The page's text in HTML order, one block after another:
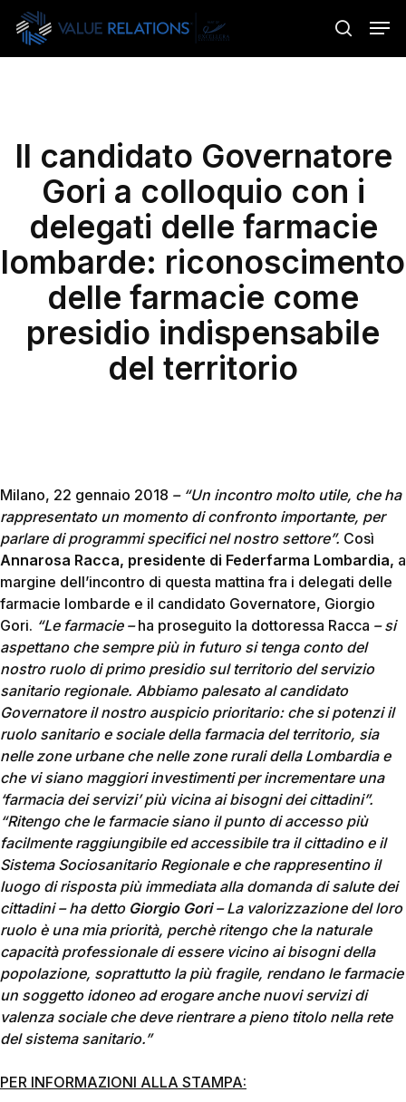
Skip
main
search
Il candidato Governatore
Gori a colloquio con i
delegati delle farmacie
lombarde: riconoscimento
delle farmacie come
presidio indispensabile
del territorio
Milano, 22 gennaio 2018 – “Un incontro molto utile, che ha
rappresentato un momento di confronto importante, per
parlare di programmi specifici nel nostro settore”. Così
Annarosa Racca, presidente di Federfarma Lombardia, a
margine dell’incontro di questa mattina fra i delegati delle
farmacie lombarde e il candidato Governatore, Giorgio
Gori. “Le farmacie –ha proseguito la dottoressa Racca – si
aspettano che sempre più in futuro si tenga conto del
nostro ruolo di primo presidio sul territorio del servizio
sanitario regionale. Abbiamo palesato al candidato
Governatore il nostro auspicio prioritario: che si potenzi il
ruolo sanitario e sociale della farmacia del territorio, sia
nelle zone urbane che nelle zone rurali della Lombardia e
che vi siano maggiori investimenti per incrementare una
‘farmacia dei servizi’ più vicina ai bisogni dei cittadini”.
“Ritengo che le farmacie siano il punto di accesso più
facilmente raggiungibile ed accessibile tra il cittadino e il
Sistema Sociosanitario Regionale e che rappresentino il
luogo di risposta più immediata alla domanda di salute dei
cittadini – ha detto Giorgio Gori– La valorizzazione del loro
ruolo è una mia priorità, perchè ritengo che la naturale
capacità professionale di essere vicino ai bisogni della
popolazione, soprattutto la più fragile, rendano le farmacie
un soggetto idoneo ad erogare anche nuovi servizi di
valenza sociale che deve rientrare a pieno titolo nella rete
del sistema sanitario.”
PER INFORMAZIONI ALLA STAMPA: